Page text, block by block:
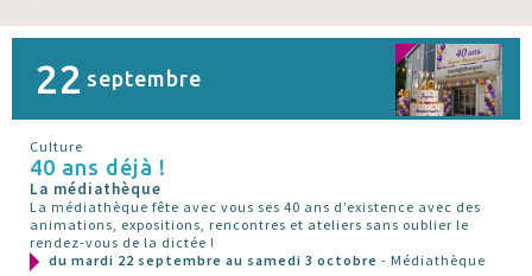
22 septembre
Culture
40 ans déjà !
La médiathèque
La médiathèque fête avec vous ses 40 ans d’existence avec des
animations, expositions, rencontres et ateliers sans oublier le
rendez-vous de la dictée !
du mardi 22 septembre au samedi 3 octobre - Médiathèque